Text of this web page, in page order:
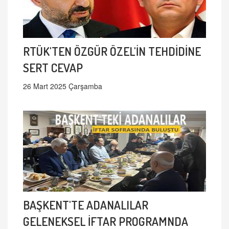
RTÜK'TEN ÖZGÜR ÖZEL'İN TEHDİDİNE
SERT CEVAP
26 Mart 2025 Çarşamba
BAŞKENT'TE ADANALILAR
GELENEKSEL İFTAR PROGRAMNDA